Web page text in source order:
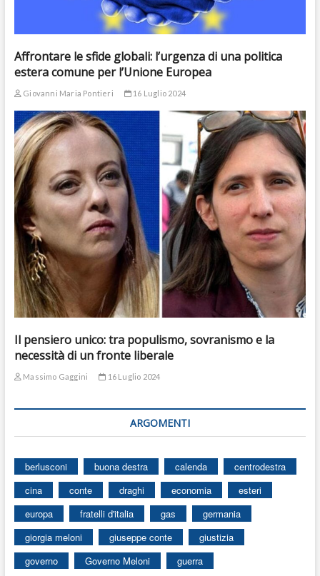
Affrontare le sfide globali: l’urgenza di una politica
estera comune per l’Unione Europea
Giovanni Maria Pontieri 16 Luglio 2024
Il pensiero unico: tra populismo, sovranismo e la
necessità di un fronte liberale
Massimo Gaggini 16 Luglio 2024
ARGOMENTI
berlusconi buona destra calenda
centrodestra
cina
conte draghi economia
esteri
europa
fratelli d'italia gas
germania
giorgia meloni
giuseppe conte
giustizia
governo
Governo Meloni
guerra